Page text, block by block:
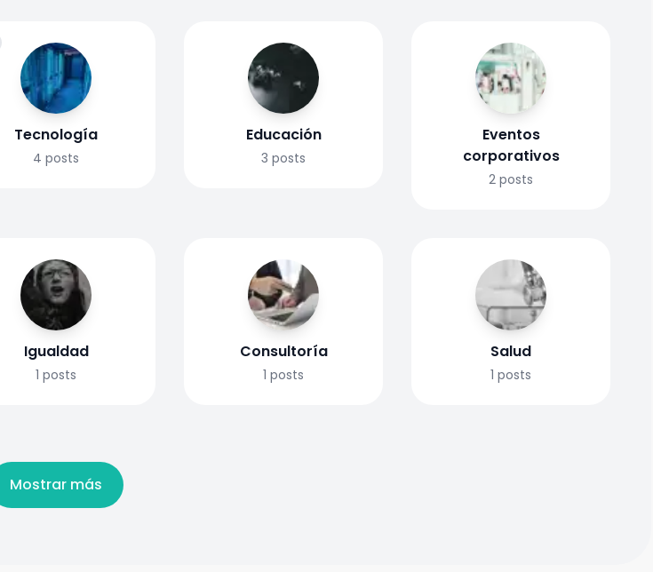
Tecnología
4 posts
Educación
3 posts
Eventos
corporativos
2 posts
Igualdad
1 posts
Consultoría
1 posts
Salud
1 posts
Mostrar más